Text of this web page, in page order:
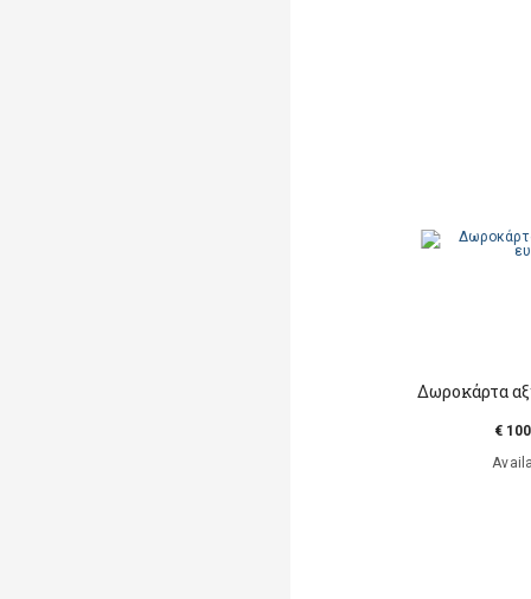
Δωροκάρτα
€